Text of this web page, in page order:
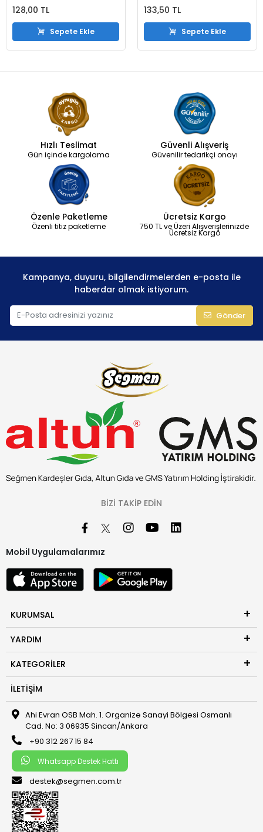
128,00 TL
Sepete Ekle
133,50 TL
Sepete Ekle
Hızlı Teslimat
Gün içinde kargolama
Güvenli Alışveriş
Güvenilir tedarikçi onayı
Özenle Paketleme
Özenli titiz paketleme
Ücretsiz Kargo
750 TL ve Üzeri Alışverişlerinizde
Ücretsiz Kargo
Kampanya, duyuru, bilgilendirmelerden e-posta ile
haberdar olmak istiyorum.
Gönder
BIZI TAKIP EDIN
Mobil Uygulamalarımız
KURUMSAL
YARDIM
KATEGORILER
İLETIŞIM
Ahi Evran OSB Mah. 1. Organize Sanayi Bölgesi Osmanlı
Cad. No: 3 06935 Sincan/Ankara
+90 312 267 15 84
Whatsapp Destek Hattı
destek@segmen.com.tr